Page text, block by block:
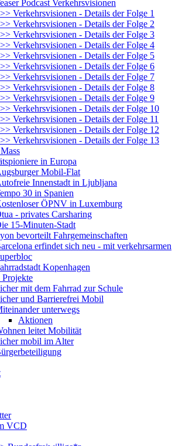
Podcast Verkehrsvisionen
Verkehrsvisionen - Details der Folge 1
Verkehrsvisionen - Details der Folge 2
Verkehrsvisionen - Details der Folge 3
Verkehrsvisionen - Details der Folge 4
Verkehrsvisionen - Details der Folge 5
Verkehrsvisionen - Details der Folge 6
Verkehrsvisionen - Details der Folge 7
Verkehrsvisionen - Details der Folge 8
Verkehrsvisionen - Details der Folge 9
Verkehrsvisionen - Details der Folge 10
Verkehrsvisionen - Details der Folge 11
Verkehrsvisionen - Details der Folge 12
Verkehrsvisionen - Details der Folge 13
in Europa
Mobil-Flat
Innenstadt in Ljubljana
30 in Spanien
ÖPNV in Luxemburg
- privates Carsharing
15-Minuten-Stadt
bevorteilt Fahrgemeinschaften
erfindet sich neu - mit verkehrsarmen
Kopenhagen
Projekte
mit dem Fahrrad zur Schule
und Barrierefrei Mobil
unterwegs
Aktionen
leitet Mobilität
mobil im Alter
VCD